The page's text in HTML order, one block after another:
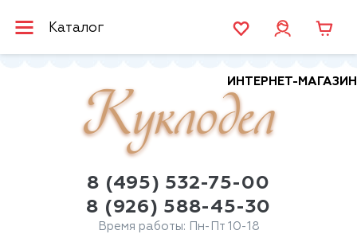
Каталог
ИНТЕРНЕТ-МАГАЗИН
Куклодел
8 (495) 532-75-00
8 (926) 588-45-30
Время работы: Пн-Пт 10-18